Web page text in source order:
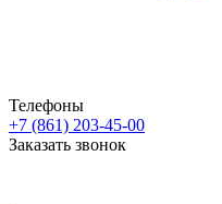
Телефоны
+7 (861) 203-45-00
Заказать звонок